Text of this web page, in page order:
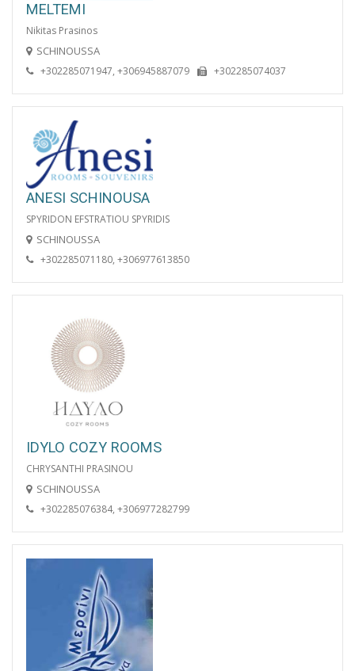
MELTEMI
Nikitas Prasinos
SCHINOUSSA
+302285071947, +306945887079 +302285074037
ANESI SCHINOUSA
SPYRIDON EFSTRATIOU SPYRIDIS
SCHINOUSSA
+302285071180, +306977613850
IDYLO COZY ROOMS
CHRYSANTHI PRASINOU
SCHINOUSSA
+302285076384, +306977282799